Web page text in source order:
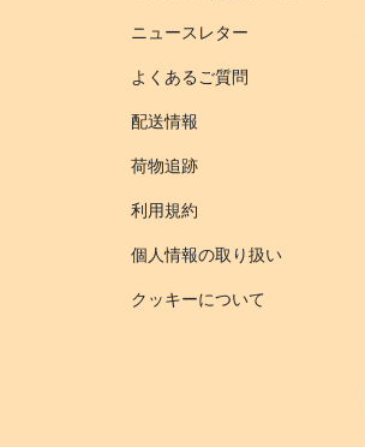
ニュースレター
よくあるご質問
配送情報
荷物追跡
利用規約
個人情報の取り扱い
クッキーについて